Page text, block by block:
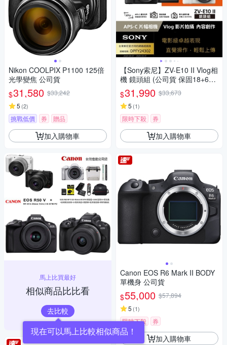
Nikon COOLPIX P1100 125倍
光學變焦 公司貨
$31,580 $33,242
5 (2)
挑戰低價 券 贈品
加入購物車
馬上比買最好
相似商品比比看
去比較
現在可以馬上比較相似商品！
【Sony索尼】ZV-E10 II Vlog相
機 鏡頭組 (公司貨 保固18+6個
月)
$31,990 $33,673
5 (1)
限時下殺 券
加入購物車
Canon EOS R6 Mark II BODY
單機身 公司貨
$55,000 $57,894
5 (1)
限時下殺 券
加入購物車